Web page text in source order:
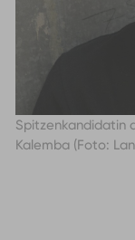
Spitzenkandidatin
Kalemba (Foto: